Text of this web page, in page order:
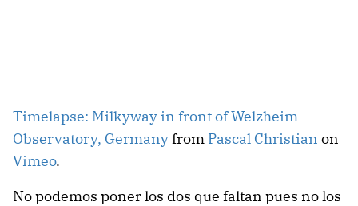
Timelapse: Milkyway in front of Welzheim
Observatory, Germanyfrom Pascal Christian on
Vimeo.
No podemos poner los dos que faltan pues no los